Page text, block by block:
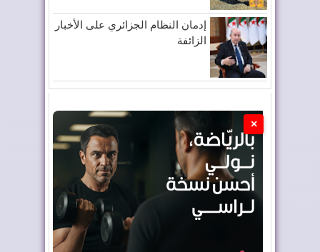
إدمان النظام الجزائري على الأخبار
الزائفة
×